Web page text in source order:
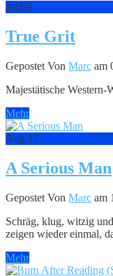
Juli05
True Grit
Gepostet Von Marc am
Majestätische Western-
Mehr
Aug.17
A Serious Man
Gepostet Von Marc am
Schräg, klug, witzig
zeigen wieder einmal,
Mehr